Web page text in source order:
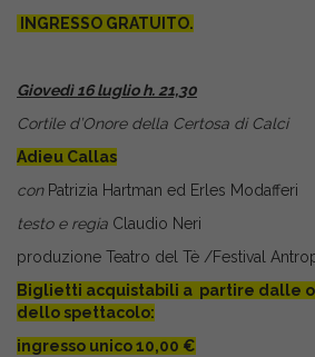
INGRESSO GRATUITO.
Giovedì 16 luglio h. 21,30
Cortile d’Onore della Certosa di Calci
Adieu Callas
conPatrizia Hartman ed Erles Modafferi
testo e regia Claudio Neri
produzione Teatro del Tè /Festival
Biglietti acquistabili a partire dalle
dello spettacolo:
ingresso unico 10,00 €